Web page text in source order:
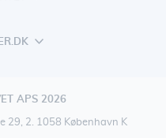
APS 2026
29, 2. 1058 København K